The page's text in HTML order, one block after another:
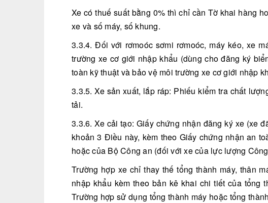
Xe có thuế suất bằng 0% thì chỉ cần Tờ khai hàng
xe và số máy, số khung.
3.3.4. Đối với rơmoóc sơmi rơmoóc, máy kéo, xe
trường xe cơ giới nhập khẩu (dùng cho đăng ký
toàn kỹ thuật và bảo vệ môi trường xe cơ giới nhập
3.3.5. Xe sản xuất, lắp ráp: Phiếu kiểm tra chất
tải.
3.3.6. Xe cải tạo: Giấy chứng nhận đăng ký xe (xe
khoản 3 Điều này, kèm theo Giấy chứng nhận an
hoặc của Bộ Công an (đối với xe của lực lượng
Trường hợp xe chỉ thay thế tổng thành máy, thân
nhập khẩu kèm theo bản kê khai chi tiết của tổng
Trường hợp sử dụng tổng thành máy hoặc tổng